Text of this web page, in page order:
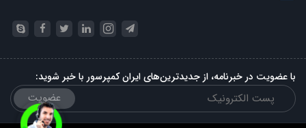
با عضویت در خبرنامه، از جدیدترین‌های ایران کمپرسور با خبر شوید:
عضویت